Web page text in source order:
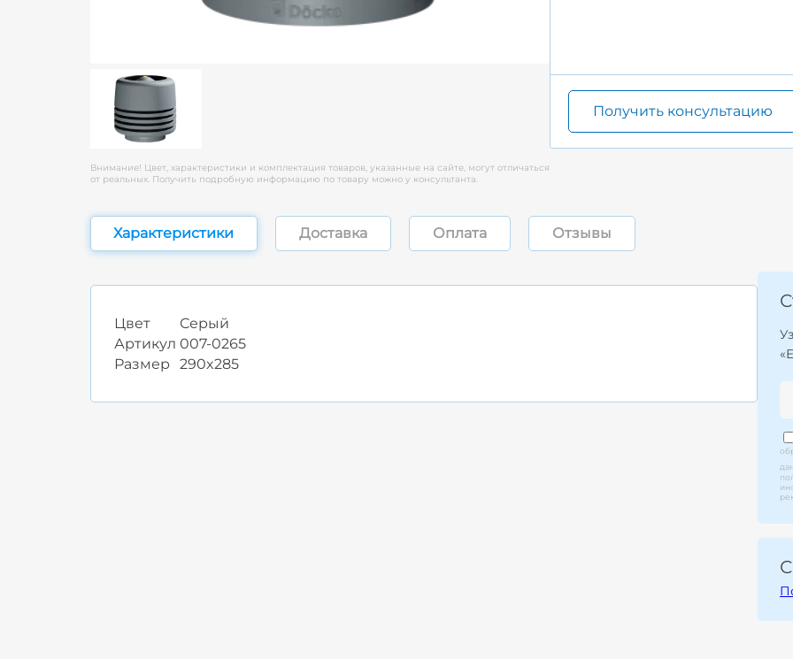
Внимание! Цвет, характеристики и комплектация товаров, указанные на сайте, могут отличаться
от реальных. Получить подробную информацию по товару можно у консультанта.
Получить консультацию
Характеристики Доставка Оплата Отзывы
Цвет
Серый
Артикул 007-0265
Размер
290x285